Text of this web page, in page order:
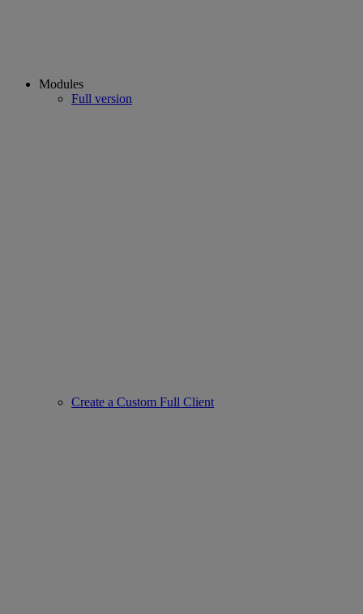
Modules
Full version
Create a Custom Full Client